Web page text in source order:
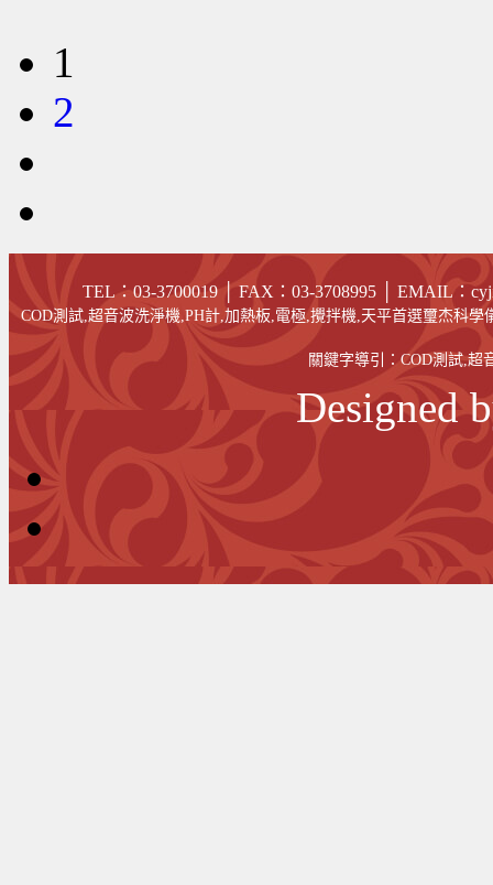
1
2
TEL：03-3700019 │ FAX ：03-3708995 EMAIL：
COD測試,超音波洗淨機,PH計,加熱板,電極,攪拌機,天平首選璽杰科
關鍵字導引：COD測試,超
Designed